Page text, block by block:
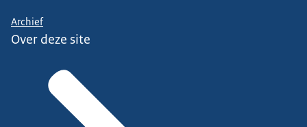
Archief
Over deze site